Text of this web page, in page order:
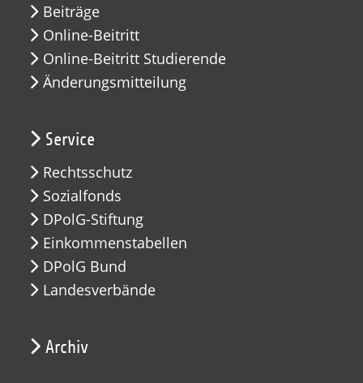
Beiträge
Online-Beitritt
Online-Beitritt Studierende
Änderungsmitteilung
Service
Rechtsschutz
Sozialfonds
DPolG-Stiftung
Einkommenstabellen
DPolG Bund
Landesverbände
Archiv